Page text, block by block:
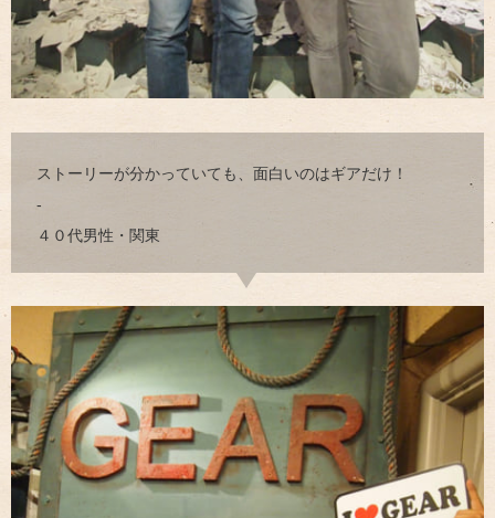
ストーリーが分かっていても、面白いのはギアだけ！
-
４０代男性・関東